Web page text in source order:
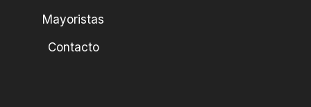
Mayoristas
Contacto